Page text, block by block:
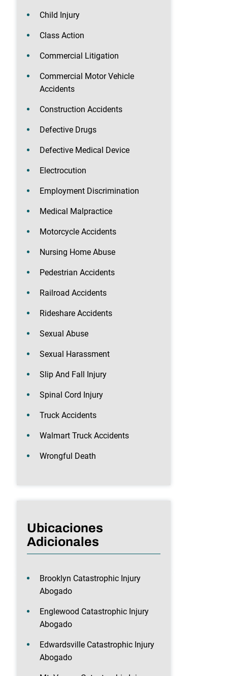
Child Injury
Class Action
Commercial Litigation
Commercial Motor Vehicle
Accidents
Construction Accidents
Defective Drugs
Defective Medical Device
Electrocution
Employment Discrimination
Medical Malpractice
Motorcycle Accidents
Nursing Home Abuse
Pedestrian Accidents
Railroad Accidents
Rideshare Accidents
Sexual Abuse
Sexual Harassment
Slip And Fall Injury
Spinal Cord Injury
Truck Accidents
Walmart Truck Accidents
Wrongful Death
Ubicaciones
Adicionales
Brooklyn Catastrophic Injury
Abogado
Englewood Catastrophic Injury
Abogado
Edwardsville Catastrophic Injury
Abogado